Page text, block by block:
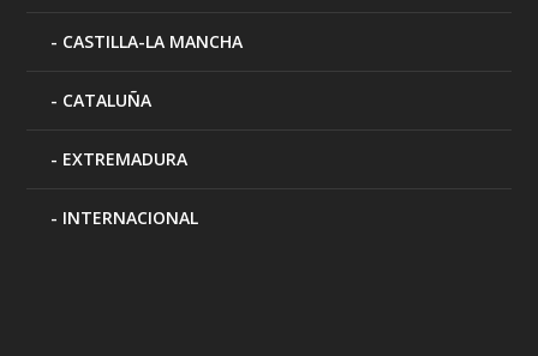
CASTILLA-LA MANCHA
CATALUÑA
EXTREMADURA
INTERNACIONAL